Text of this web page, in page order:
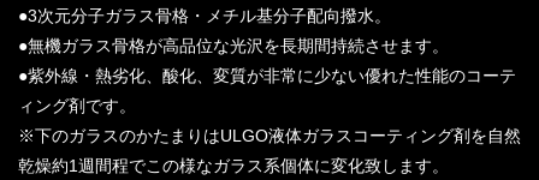
●3次元分子ガラス骨格・メチル基分子配向撥水。
●無機ガラス骨格が高品位な光沢を長期間持続させます。
●紫外線・熱劣化、酸化、変質が非常に少ない優れた性能のコーテ
ィング剤です。
※下のガラスのかたまりはULGO液体ガラスコーティング剤を自然
乾燥約1週間程でこの様なガラス系個体に変化致します。